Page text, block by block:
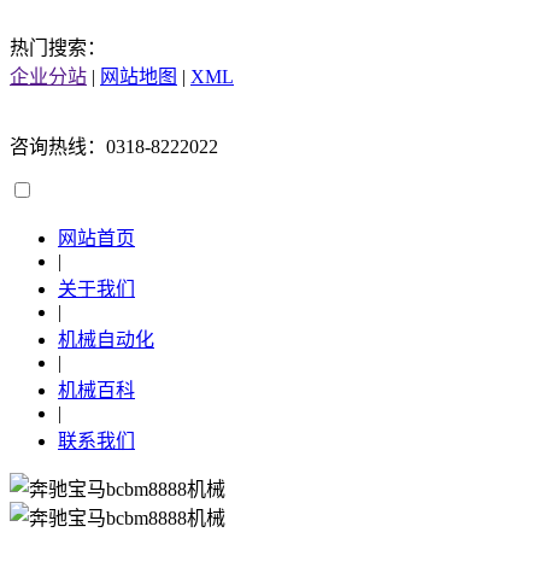
热门搜索：
企业分站 | 网站地图 | XML
咨询热线：0318-8222022
网站首页
|
关于我们
|
机械自动化
|
机械百科
|
联系我们